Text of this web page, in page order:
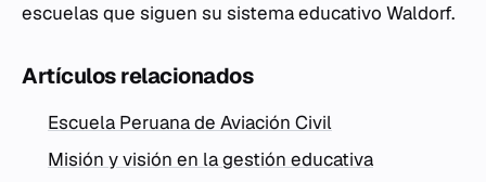
escuelas que siguen su sistema educativo Waldorf.
Artículos relacionados
Escuela Peruana de Aviación Civil
Misión y visión en la gestión educativa